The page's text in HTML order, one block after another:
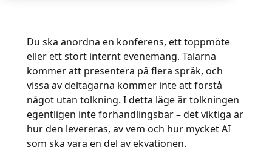
Gör ljud till handling
Dataservice
Förbättra AI med tillförlitliga data
Alla lösningar
Stärk er AI med kvalitetsdata
Bemästra AI-driven översättning för globala
varumärken
Tips för att frigöra effektivitet, skala och kvalitet
Karriär
Bygg din framtid tillsammans med oss
Frilansmöjligheter
Bli en del av vårt globala nätverk
Du ska anordna en konferens, ett toppmöte
eller ett stort internt evenemang. Talarna
kommer att presentera på flera språk, och
vissa av deltagarna kommer inte att förstå
något utan tolkning. I detta läge är tolkningen
egentligen inte förhandlingsbar – det viktiga är
hur den levereras, av vem och hur mycket AI
som ska vara en del av ekvationen.